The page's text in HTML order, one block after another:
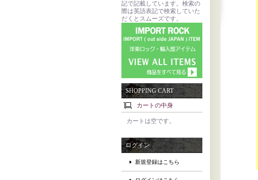
記で記載しています。検索の
際は英語表記で検索していた
だくとスムーズです。
SHOPPING CART
カートの中身
カートは空です。
ログイン
新規登録はこちら